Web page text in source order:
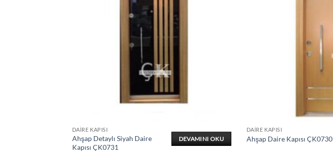
DAIRE KAPISI
Ahşap Detaylı Siyah Daire
Kapısı ÇK0731
DEVAMINI OKU
DAIRE KAPISI
Ahşap Daire Kapısı ÇK0730